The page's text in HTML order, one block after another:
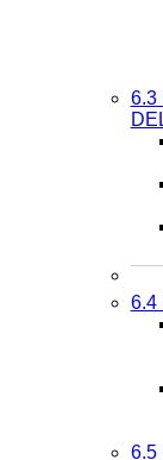
6.3
6.4
6.5